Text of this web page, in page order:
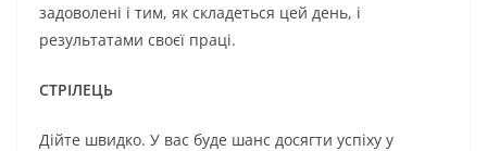
задоволені і тим, як складеться цей день, і
результатами своєї праці.
СТРІЛЕЦЬ
Дійте швидко. У вас буде шанс досягти успіху у